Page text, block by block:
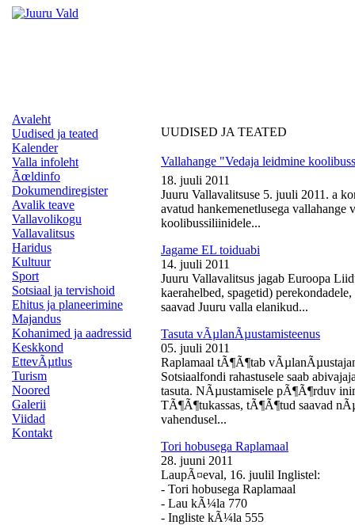
Avaleht
Uudised ja teated
Kalender
Valla infoleht
Ãœldinfo
Dokumendiregister
Avalik teave
Vallavolikogu
Vallavalitsus
Haridus
Kultuur
Sport
Sotsiaal ja tervishoid
Ehitus ja planeerimine
Majandus
Kohanimed ja aadressid
Keskkond
EttevÃµtlus
Turism
Noored
Galerii
Viidad
Kontakt
UUDISED JA TEATED
Vallahange "Vedaja leidmine
18. juuli 2011
Juuru Vallavalitsuse 5. juuli 2011. a
avatud hankemenetlusega vallahange
koolibussiliinidele...
Jagame EL toiduabi
14. juuli 2011
Juuru Vallavalitsus jagab Euroopa
kaerahelbed, spagetid)
saavad Juuru valla elanikud...
Tasuta vÃµlanÃµustamisteenus
05. juuli 2011
Raplamaal tÃ¶Ã¶tab
Sotsiaalfondi rahastusele saab
tasuta. NÃµustamisele pÃ¶Ã¶rduv
TÃ¶Ã¶tukassas, tÃ¶Ã¶tud saavad
vahendusel...
Tori hobusega Raplamaal
28. juuni 2011
LaupÃ¤eval, 16. juulil Inglistel:
- Tori hobusega Raplamaal
- Lau kÃ¼la 770
- Ingliste kÃ¼la 555